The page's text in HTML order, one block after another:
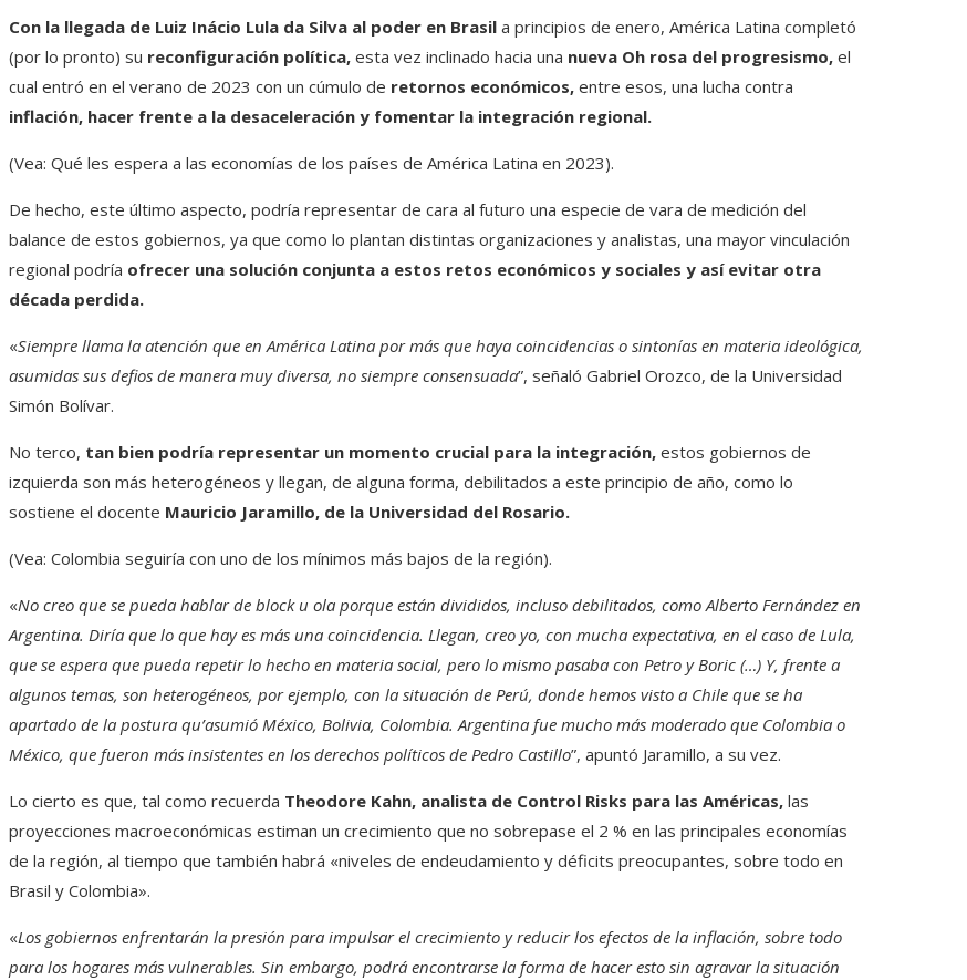
Con la llegada de Luiz Inácio Lula da Silva al poder en Brasil a principios de enero, América Latina completó
(por lo pronto) su reconfiguración política, esta vez inclinado hacia una nueva Oh rosa del progresismo, el
cual entró en el verano de 2023 con un cúmulo de retornos económicos, entre esos, una lucha contra
inflación, hacer frente a la desaceleración y fomentar la integración regional.
(Vea: Qué les espera a las economías de los países de América Latina en 2023).
De hecho, este último aspecto, podría representar de cara al futuro una especie de vara de medición del
balance de estos gobiernos, ya que como lo plantan distintas organizaciones y analistas, una mayor vinculación
regional podría ofrecer una solución conjunta a estos retos económicos y sociales y así evitar otra
década perdida.
«Siempre llama la atención que en América Latina por más que haya coincidencias o sintonías en materia ideológica,
asumidas sus defios de manera muy diversa, no siempre consensuada”, señaló Gabriel Orozco, de la Universidad
Simón Bolívar.
No terco, tan bien podría representar un momento crucial para la integración, estos gobiernos de
izquierda son más heterogéneos y llegan, de alguna forma, debilitados a este principio de año, como lo
sostiene el docente Mauricio Jaramillo, de la Universidad del Rosario.
(Vea: Colombia seguiría con uno de los mínimos más bajos de la región).
«No creo que se pueda hablar de block u ola porque están divididos, incluso debilitados, como Alberto Fernández en
Argentina. Diría que lo que hay es más una coincidencia. Llegan, creo yo, con mucha expectativa, en el caso de Lula,
que se espera que pueda repetir lo hecho en materia social, pero lo mismo pasaba con Petro y Boric (…) Y, frente a
algunos temas, son heterogéneos, por ejemplo, con la situación de Perú, donde hemos visto a Chile que se ha
apartado de la postura qu’asumió México, Bolivia, Colombia. Argentina fue mucho más moderado que Colombia o
México, que fueron más insistentes en los derechos políticos de Pedro Castillo”, apuntó Jaramillo, a su vez.
Lo cierto es que, tal como recuerda Theodore Kahn, analista de Control Risks para las Américas, las
proyecciones macroeconómicas estiman un crecimiento que no sobrepase el 2 % en las principales economías
de la región, al tiempo que también habrá «niveles de endeudamiento y déficits preocupantes, sobre todo en
Brasil y Colombia».
«Los gobiernos enfrentarán la presión para impulsar el crecimiento y reducir los efectos de la inflación, sobre todo
para los hogares más vulnerables. Sin embargo, podrá encontrarse la forma de hacer esto sin agravar la situación